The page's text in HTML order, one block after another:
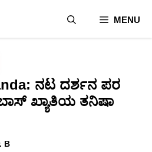
MENU
ನಟ ದರ್ಶನ ಪರ
ಖ್ಯಾತಿಯ ತನಿಷಾ
B